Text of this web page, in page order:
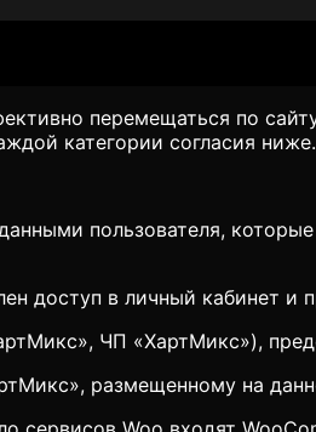
перемещаться по
категории согласия ниже.
пользователя,
доступ в личный кабинет и
ЧП «ХартМикс»),
размещенному на